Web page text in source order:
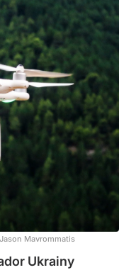
Jason Mavrommatis
Ukrainy